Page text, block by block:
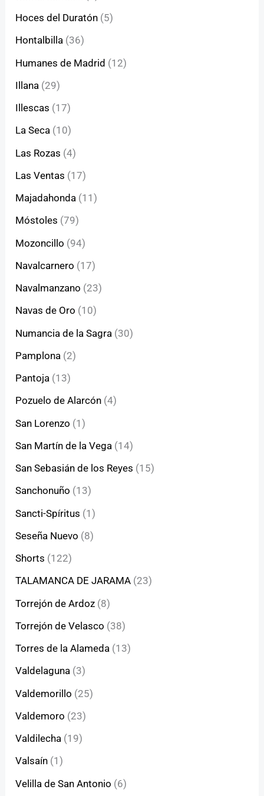
Hoces del Duratón (5)
Hontalbilla (36)
Humanes de Madrid (12)
Illana (29)
Illescas (17)
La Seca (10)
Las Rozas (4)
Las Ventas (17)
Majadahonda (11)
Móstoles (79)
Mozoncillo (94)
Navalcarnero (17)
Navalmanzano (23)
Navas de Oro (10)
Numancia de la Sagra (30)
Pamplona (2)
Pantoja (13)
Pozuelo de Alarcón (4)
San Lorenzo (1)
San Martín de la Vega (14)
San Sebasián de los Reyes (15)
Sanchonuño (13)
Sancti-Spíritus (1)
Seseña Nuevo (8)
Shorts (122)
TALAMANCA DE JARAMA (23)
Torrejón de Ardoz (8)
Torrejón de Velasco (38)
Torres de la Alameda (13)
Valdelaguna (3)
Valdemorillo (25)
Valdemoro (23)
Valdilecha (19)
Valsaín (1)
Velilla de San Antonio (6)